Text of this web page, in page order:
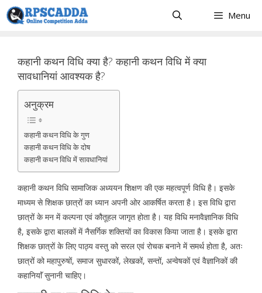
Skip
to
Menu
कहानी कथन विधि क्या है? कहानी कथन विधि में क्या
सावधानियां आवश्यक है?
अनुक्रम
कहानी कथन विधि के गुण
कहानी कथन विधि के दोष
कहानी कथन विधि में सावधानियां
कहानी कथन विधि सामाजिक अध्ययन शिक्षण की एक महत्वपूर्ण विधि है। इसके
माध्यम से शिक्षक छात्रों का ध्यान अपनी ओर आकर्षित करता है। इस विधि द्वारा
छात्रों के मन में कल्पना एवं कौतूहल जागृत होता है। यह विधि मनावैज्ञानिक विधि
है, इसके द्वारा बालकों में नैसर्गिक शक्तियों का विकास किया जाता है। इसके द्वारा
शिक्षक छात्रों के लिए पाठ्य वस्तु को सरल एवं रोचक बनाने में समर्थ होता है, अतः
छात्रों को महापुरुषों, समाज सुधारकों, लेखकों, सन्तों, अन्वेषकों एवं वैज्ञानिकों की
कहानियाॅं सुनानी चाहिए।